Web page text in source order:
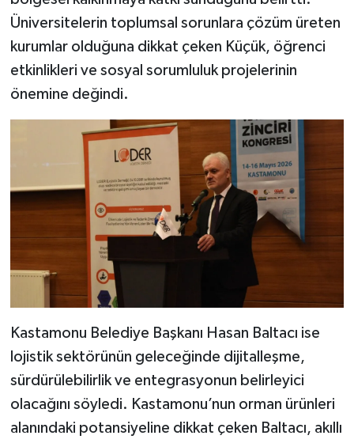
Üniversitelerin toplumsal sorunlara çözüm üreten
kurumlar olduğuna dikkat çeken Küçük, öğrenci
etkinlikleri ve sosyal sorumluluk projelerinin
önemine değindi.
Kastamonu Belediye Başkanı Hasan Baltacı ise
lojistik sektörünün geleceğinde dijitalleşme,
sürdürülebilirlik ve entegrasyonun belirleyici
olacağını söyledi. Kastamonu’nun orman ürünleri
alanındaki potansiyeline dikkat çeken Baltacı, akıllı